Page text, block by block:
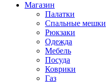
Магазин
Палатки
Спальные мешки
Рюкзаки
Одежда
Мебель
Посуда
Коврики
Газ